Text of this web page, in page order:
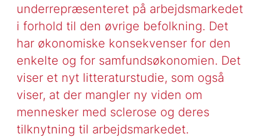
underrepræsenteret på arbejdsmarkedet
i forhold til den øvrige befolkning. Det
har økonomiske konsekvenser for den
enkelte og for samfundsøkonomien. Det
viser et nyt litteraturstudie, som også
viser, at der mangler ny viden om
mennesker med sclerose og deres
tilknytning til arbejdsmarkedet.